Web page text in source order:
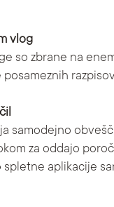
vlog
so zbrane na
posameznih
samodejno
za oddajo
aplikacije